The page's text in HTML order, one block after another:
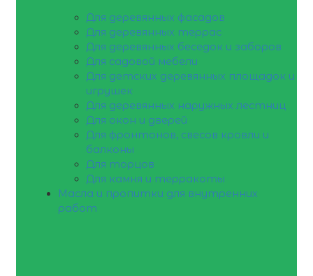
Для деревянных фасадов
Для деревянных террас
Для деревянных беседок и заборов
Для садовой мебели
Для детских деревянных площадок и
игрушек
Для деревянных наружных лестниц
Для окон и дверей
Для фронтонов, свесов кровли и
балконы
Для торцов
Для камня и терракоты
Масла и пропитки для внутренних
работ